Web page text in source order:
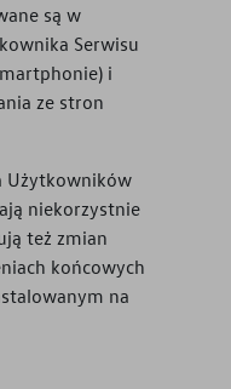
są w
Serwisu
i
ze stron
Użytkowników
niekorzystnie
też zmian
końcowych
na